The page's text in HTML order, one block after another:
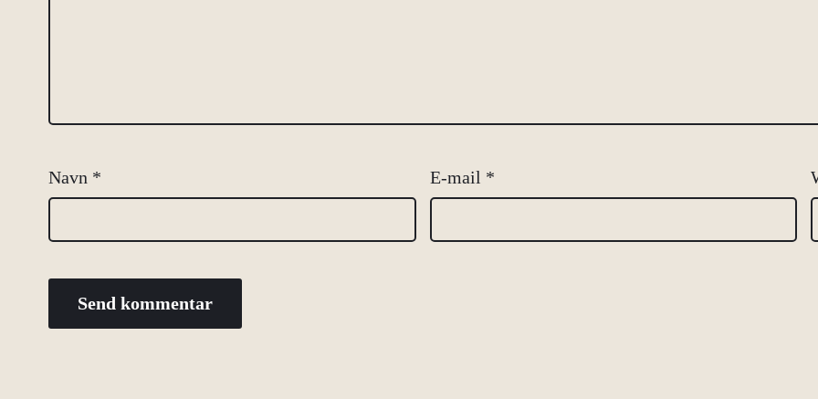
Navn * E-mail *